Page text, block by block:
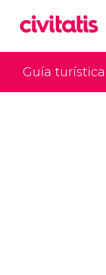
Guía turística